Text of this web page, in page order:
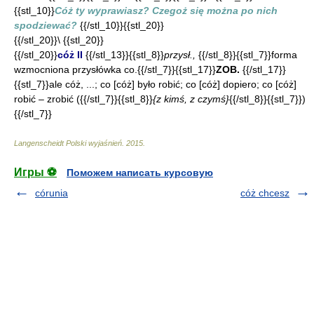
{{stl_10}}Cóż ty wyprawiasz? Czegoż się można po nich
spodziewać? {{/stl_10}}{{stl_20}}
{{/stl_20}}\ {{stl_20}}
{{/stl_20}}cóż II {{/stl_13}}{{stl_8}}przysł., {{/stl_8}}{{stl_7}}forma
wzmocniona przysłówka co.{{/stl_7}}{{stl_17}}ZOB. {{/stl_17}}
{{stl_7}}ale cóż, ...; co [cóż] było robić; co [cóż] dopiero; co [cóż]
robić – zrobić ({{/stl_7}}{{stl_8}}{z kimś, z czymś}{{/stl_8}}{{stl_7}})
{{/stl_7}}
Langenscheidt Polski wyjaśnień 2015
Игры ⚽
Поможем написать курсовую
córunia
cóż chcesz